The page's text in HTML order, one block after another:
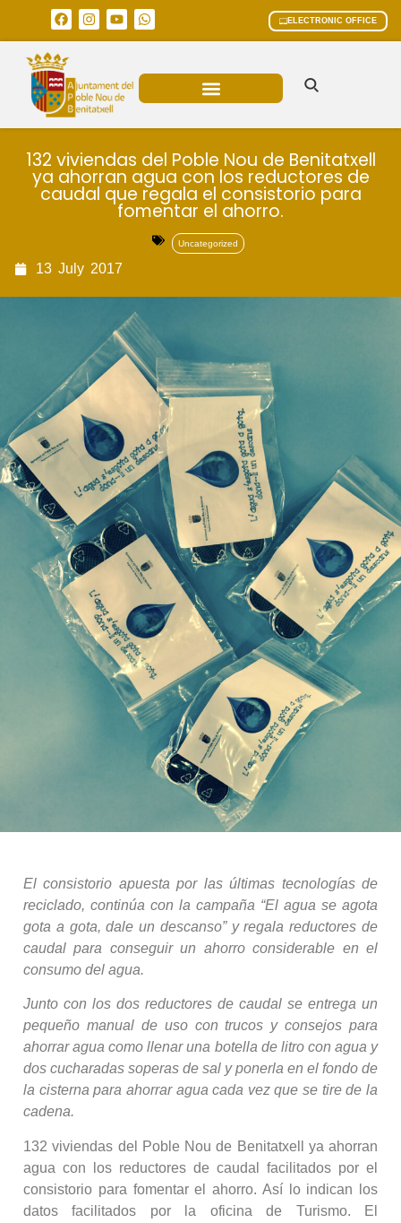
ELECTRONIC OFFICE
132 viviendas del Poble Nou de Benitatxell
ya ahorran agua con los reductores de
caudal que regala el consistorio para
fomentar el ahorro.
Uncategorized
13 July 2017
El consistorio apuesta por las últimas tecnologías de
reciclado, continúa con la campaña “El agua se agota
gota a gota, dale un descanso” y regala reductores de
caudal para conseguir un ahorro considerable en el
consumo del agua.
Junto con los dos reductores de caudal se entrega un
pequeño manual de uso con trucos y consejos para
ahorrar agua como llenar una botella de litro con agua y
dos cucharadas soperas de sal y ponerla en el fondo de
la cisterna para ahorrar agua cada vez que se tire de la
cadena.
132 viviendas del Poble Nou de Benitatxell ya ahorran
agua con los reductores de caudal facilitados por el
consistorio para fomentar el ahorro. Así lo indican los
datos facilitados por la oficina de Turismo. El